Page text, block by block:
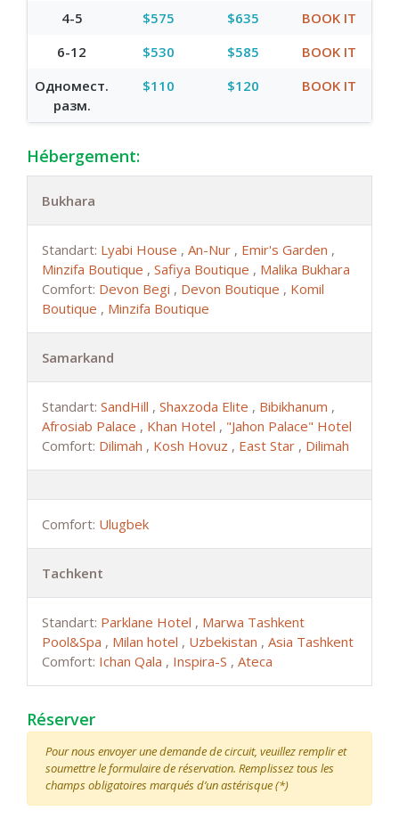
4-5
$575 $635
BOOK IT
6-12
$530 $585
BOOK IT
Одномест.
разм.
$110 $120 BOOK IT
Hébergement:
Bukhara
Standart: Lyabi House , An-Nur , Emir's Garden ,
Minzifa Boutique , Safiya Boutique , Malika Bukhara
Comfort: Devon Begi , Devon Boutique , Komil
Boutique , Minzifa Boutique
Samarkand
Standart: SandHill , Shaxzoda Elite , Bibikhanum ,
Afrosiab Palace , Khan Hotel , "Jahon Palace" Hotel
Comfort: Dilimah , Kosh Hovuz , East Star , Dilimah
Comfort: Ulugbek
Tachkent
Standart: Parklane Hotel , Marwa Tashkent
Pool&Spa , Milan hotel , Uzbekistan , Asia Tashkent
Comfort: Ichan Qala , Inspira-S , Ateca
Réserver
Pour nous envoyer une demande de circuit, veuillez remplir et
soumettre le formulaire de réservation. Remplissez tous les
champs obligatoires marqués d’un astérisque (*)